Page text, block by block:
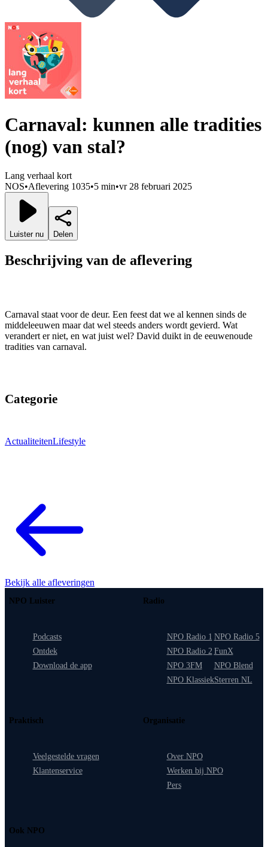
Carnaval: kunnen alle tradities
(nog) van stal?
Lang verhaal kort
NOS•Aflevering 1035•5 min•vr 28 februari 2025
Luister nu Delen
Beschrijving van de aflevering
Carnaval staat voor de deur. Een feest dat we al kennen sinds de
middeleeuwen maar dat wel steeds anders wordt gevierd. Wat
verandert er niet, en wat juist wel? David duikt in de eeuwenoude
tradities van carnaval.
Categorie
ActualiteitenLifestyle
Bekijk alle afleveringen
NPO Luister
Podcasts
Ontdek
Download de app
Radio
NPO Radio 1
NPO Radio 2
NPO 3FM
NPO Klassiek
NPO Radio 5
FunX
NPO Blend
Sterren NL
Praktisch
Veelgestelde vragen
Klantenservice
Organisatie
Over NPO
Werken bij NPO
Pers
Ook NPO